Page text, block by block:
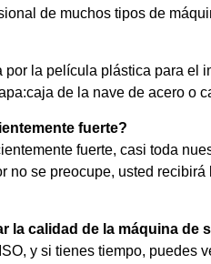
de muchos tipos de
por la película plástica para
de la nave de acero o
fuerte?
fuerte, casi toda
no se preocupe, usted
la calidad de la máquina de
y si tienes tiempo, puedes